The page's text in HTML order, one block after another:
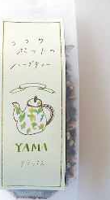
【リラックス】
¥1,100